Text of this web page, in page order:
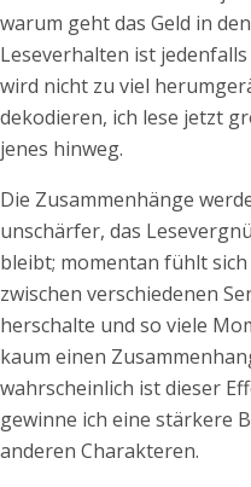
warum geht das Geld in
Leseverhalten ist
wird nicht zu viel
dekodieren, ich lese jetzt
jenes hinweg.
Die Zusammenhänge
unschärfer, das
bleibt; momentan fühlt
zwischen verschiedenen
herschalte und so viele
kaum einen
wahrscheinlich ist dieser
gewinne ich eine stärkere
anderen Charakteren.